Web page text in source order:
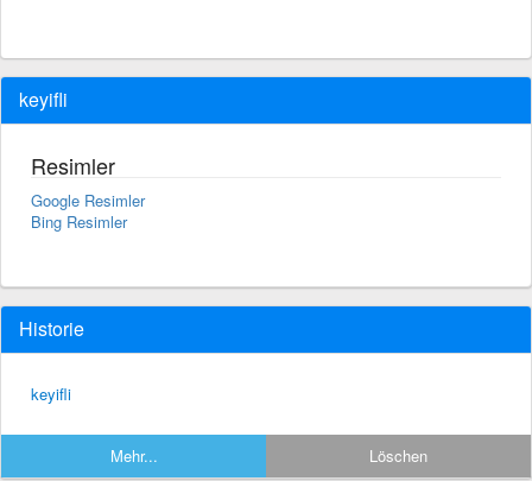
keyifli
Resimler
Google Resimler
Bing Resimler
Historie
keyifli
Mehr... Löschen